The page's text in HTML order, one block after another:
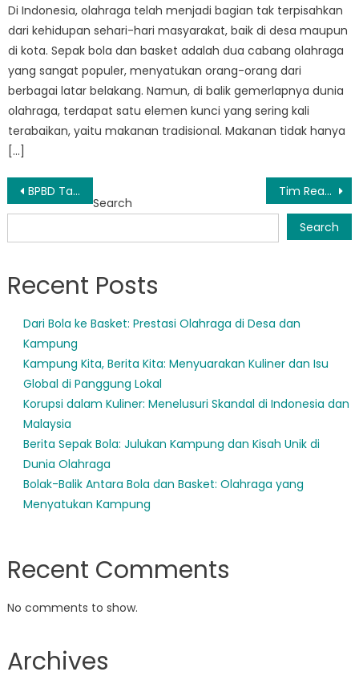
Di Indonesia, olahraga telah menjadi bagian tak terpisahkan
dari kehidupan sehari-hari masyarakat, baik di desa maupun
di kota. Sepak bola dan basket adalah dua cabang olahraga
yang sangat populer, menyatukan orang-orang dari
berbagai latar belakang. Namun, di balik gemerlapnya dunia
olahraga, terdapat satu elemen kunci yang sering kali
terabaikan, yaitu makanan tradisional. Makanan tidak hanya
[…]
Post
navigation
BPBD Tapteng Mendapat Reaksi dari Masyarakat karena Kurangnya Respon terhadap Bencana Alam Tim Reaksi Cepat BPBD Tapteng Selamatkan Nyawa di Situasi Krisis
Search
Search
Recent Posts
Dari Bola ke Basket: Prestasi Olahraga di Desa dan
Kampung
Kampung Kita, Berita Kita: Menyuarakan Kuliner dan Isu
Global di Panggung Lokal
Korupsi dalam Kuliner: Menelusuri Skandal di Indonesia dan
Malaysia
Berita Sepak Bola: Julukan Kampung dan Kisah Unik di
Dunia Olahraga
Bolak-Balik Antara Bola dan Basket: Olahraga yang
Menyatukan Kampung
Recent Comments
No comments to show.
Archives